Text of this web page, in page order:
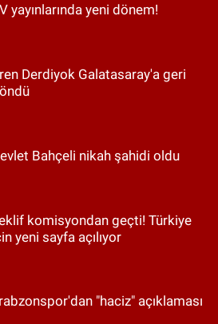
yayınlarında yeni dönem!
Derdiyok Galatasaray'a geri
Bahçeli nikah şahidi oldu
komisyondan geçti! Türkiye
yeni sayfa açılıyor
"haciz" açıklaması